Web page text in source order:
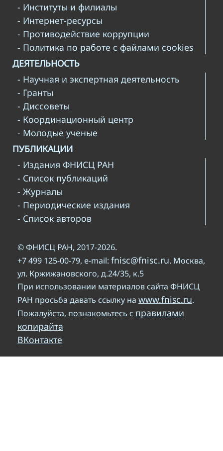
- Институты и филиалы
- Интернет-ресурсы
- Противодействие коррупции
- Политика по работе с файлами cookies
ДЕЯТЕЛЬНОСТЬ
- Научная и экспертная деятельность
- Гранты
- Диссоветы
- Координационный центр
- Молодые ученые
ПУБЛИКАЦИИ
- Издания ФНИСЦ РАН
- Список публикаций
- Журналы
- Периодические издания
- Список авторов
© ФНИСЦ РАН, 2017-2026.
+7 499 125-00-79, e-mail: fnisc@fnisc.ru. Москва,
ул. Кржижановского, д.24/35, к.5
При использовании материалов сайта ФНИСЦ
РАН просьба давать ссылку на www.fnisc.ru.
Пожалуйста, познакомьтесь с правилами
копирайта
ВКонтакте